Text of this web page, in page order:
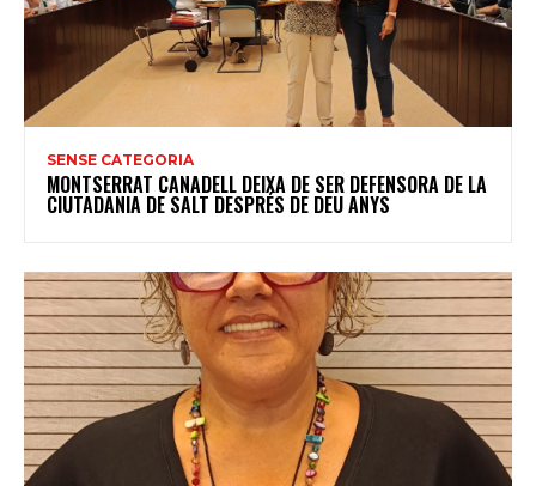
SENSE CATEGORIA
MONTSERRAT CANADELL DEIXA DE SER DEFENSORA DE LA
CIUTADANIA DE SALT DESPRÉS DE DEU ANYS